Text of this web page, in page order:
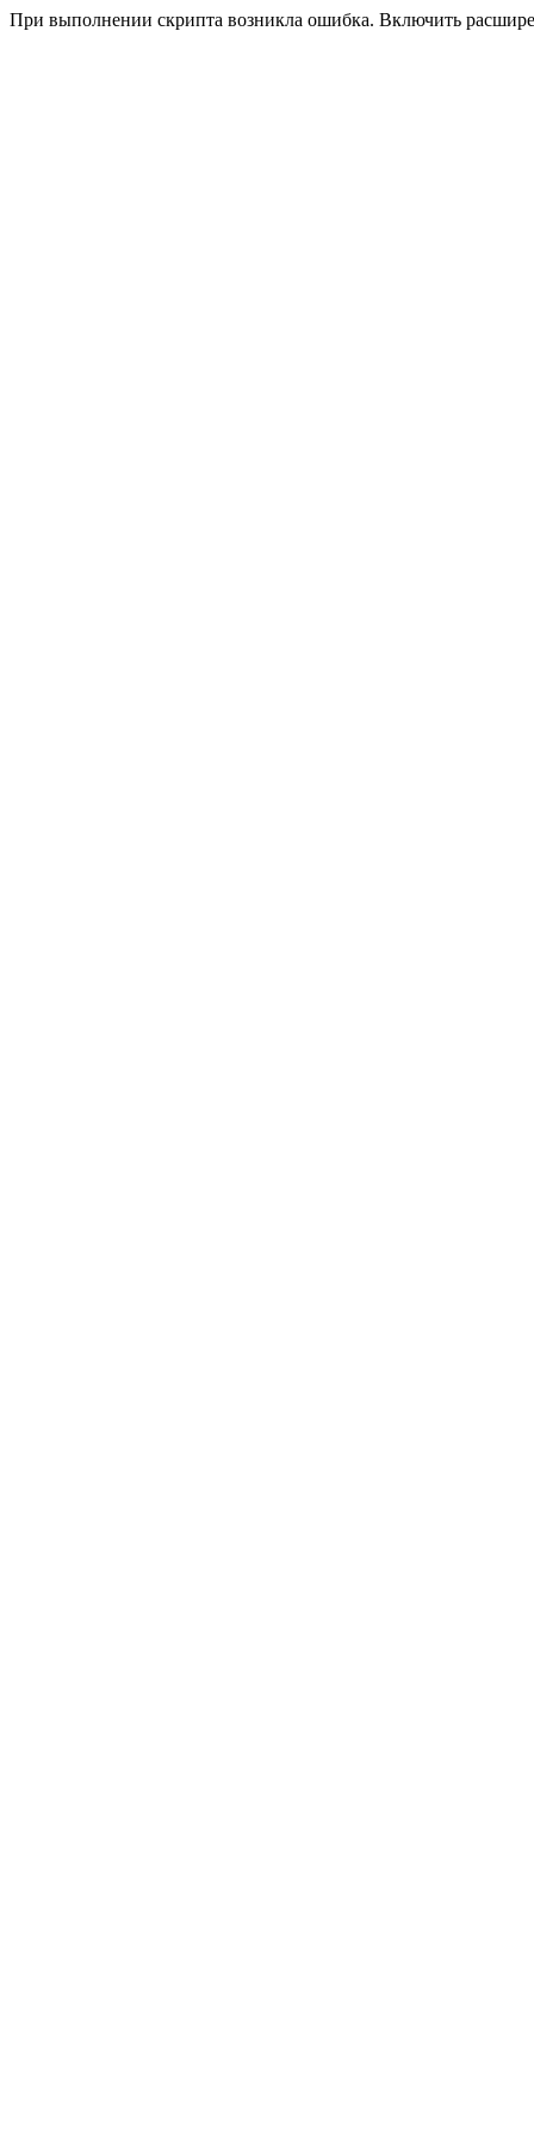
При выполнении скрипта возникла ошибка. Включить